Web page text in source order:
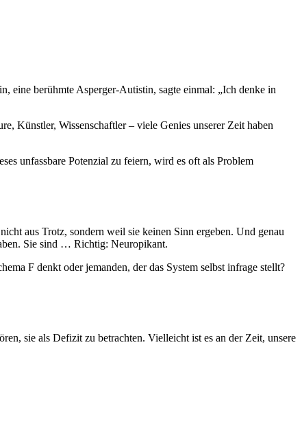
eine berühmte Asperger-Autistin, sagte einmal: „Ich denke in
Künstler, Wissenschaftler – viele Genies unserer Zeit haben
unfassbare Potenzial zu feiern, wird es oft als Problem
aus Trotz, sondern weil sie keinen Sinn ergeben. Und genau
Sie sind … Richtig: Neuropikant.
F denkt oder jemanden, der das System selbst infrage stellt?
sie als Defizit zu betrachten. Vielleicht ist es an der Zeit, unsere